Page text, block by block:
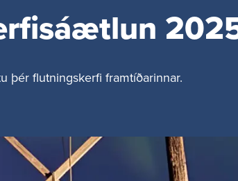
þér flutn­ings­kerfi fram­tíð­ar­innar.